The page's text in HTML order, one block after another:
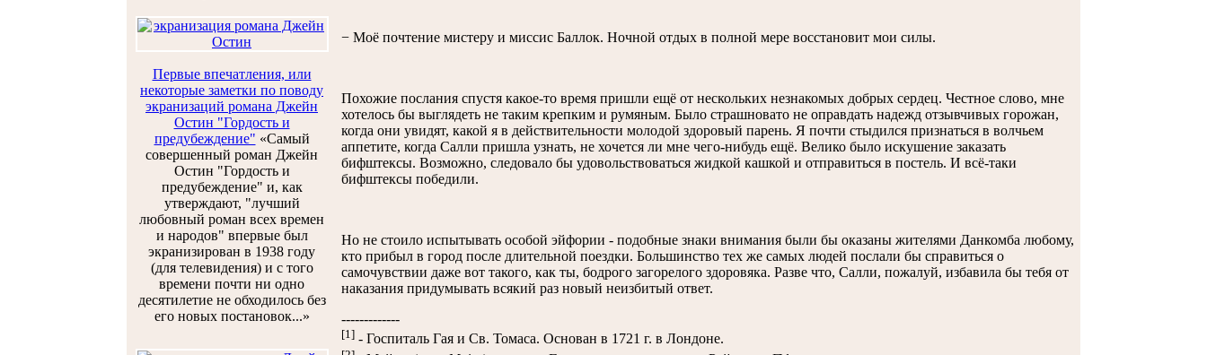
Первые впечатления, или
некоторые заметки по поводу
экранизаций романа Джейн
Остин "Гордость и
предубеждение" «Самый
совершенный роман Джейн
Остин "Гордость и
предубеждение" и, как
утверждают, "лучший
любовный роман всех времен
и народов" впервые был
экранизирован в 1938 году
(для телевидения) и с того
времени почти ни одно
десятилетие не обходилось без
его новых постановок...»
− Моё почтение мистеру и миссис Баллок. Ночной отдых в полной мере восстановит мои силы.
Похожие послания спустя какое-то время пришли ещё от нескольких незнакомых добрых сердец. Честное слово, мне
хотелось бы выглядеть не таким крепким и румяным. Было страшновато не оправдать надежд отзывчивых горожан,
когда они увидят, какой я в действительности молодой здоровый парень. Я почти стыдился признаться в волчьем
аппетите, когда Салли пришла узнать, не хочется ли мне чего-нибудь ещё. Велико было искушение заказать
бифштексы. Возможно, следовало бы удовольствоваться жидкой кашкой и отправиться в постель. И всё-таки
бифштексы победили.
Но не стоило испытывать особой эйфории - подобные знаки внимания были бы оказаны жителями Данкомба любому,
кто прибыл в город после длительной поездки. Большинство тех же самых людей послали бы справиться о
самочувствии даже вот такого, как ты, бодрого загорелого здоровяка. Разве что, Салли, пожалуй, избавила бы тебя от
наказания придумывать всякий раз новый неизбитый ответ.
-------------
[1]- Госпиталь Гая и Св. Томаса. Основан в 1721 г. в Лондоне.